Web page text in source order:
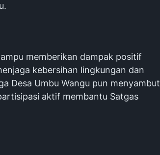
memberikan dampak positif
kebersihan lingkungan dan
Desa Umbu Wangu pun menyambut
aktif membantu Satgas